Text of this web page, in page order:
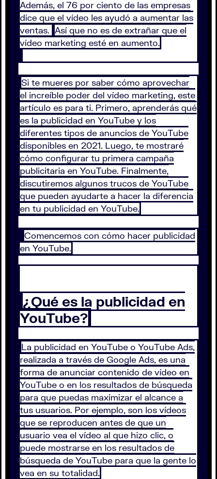
Además, el 76 por ciento de las empresas
dice que el vídeo les ayudó a aumentar las
ventas. Así que no es de extrañar que el
vídeo marketing esté en aumento.
Si te mueres por saber cómo aprovechar
el increíble poder del vídeo marketing, este
artículo es para ti. Primero, aprenderás qué
es la publicidad en YouTube y los
diferentes tipos de anuncios de YouTube
disponibles en 2021. Luego, te mostraré
cómo configurar tu primera campaña
publicitaria en YouTube. Finalmente,
discutiremos algunos trucos de YouTube
que pueden ayudarte a hacer la diferencia
en tu publicidad en YouTube.
Comencemos con cómo hacer publicidad
en YouTube.
¿Qué es la publicidad en
YouTube?
La publicidad en YouTube o YouTube Ads,
realizada a través de Google Ads, es una
forma de anunciar contenido de vídeo en
YouTube o en los resultados de búsqueda
para que puedas maximizar el alcance a
tus usuarios. Por ejemplo, son los vídeos
que se reproducen antes de que un
usuario vea el vídeo al que hizo clic, o
puede mostrarse en los resultados de
búsqueda de YouTube para que la gente lo
vea en su totalidad.